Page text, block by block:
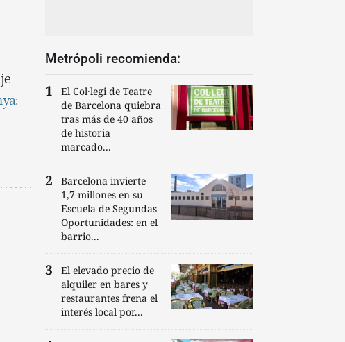
Metrópoli recomienda:
El Col·legi de Teatre
de Barcelona quiebra
tras más de 40 años
de historia
marcado...
Barcelona invierte
1,7 millones en su
Escuela de Segundas
Oportunidades: en el
barrio...
El elevado precio de
alquiler en bares y
restaurantes frena el
interés local por...